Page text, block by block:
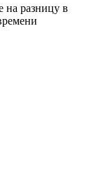
разницу в